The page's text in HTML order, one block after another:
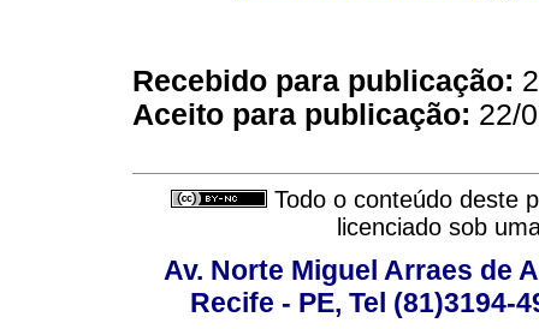
Recebido para publicação:
Aceito para publicação: 22/
Todo o conteúdo deste
licenciado sob
Av. Norte Miguel Arraes de
Recife - PE, Tel (81)3194-